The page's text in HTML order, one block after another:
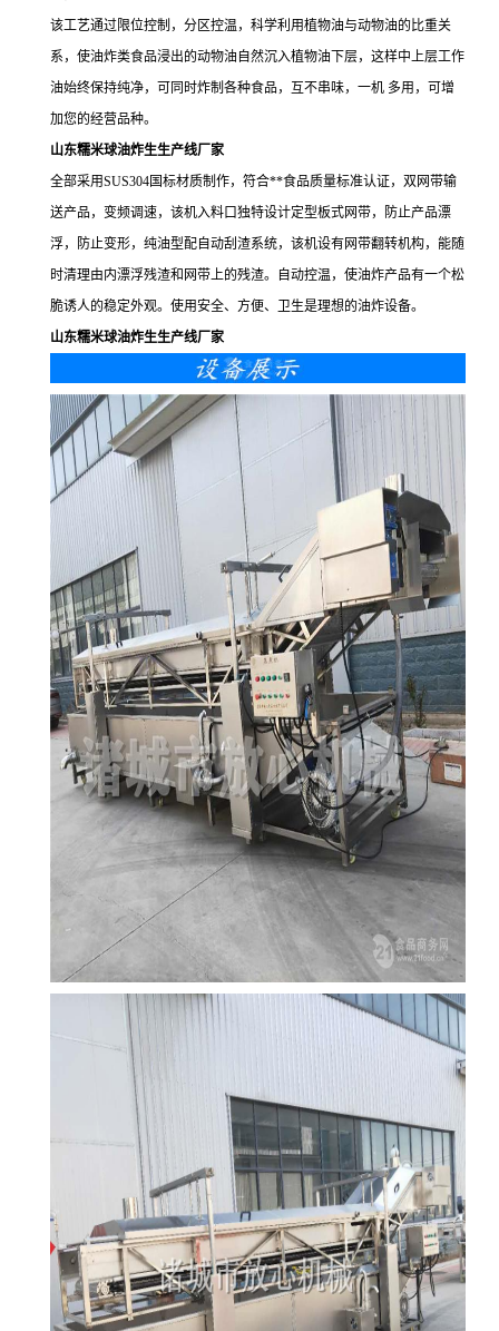
该工艺通过限位控制，分区控温，科学利用植物油与动物油的比重关
系，使油炸类食品浸出的动物油自然沉入植物油下层，这样中上层工作
油始终保持纯净，可同时炸制各种食品，互不串味，一机 多用，可增
加您的经营品种。
山东糯米球油炸生生产线厂家
全部采用SUS304国标材质制作，符合**食品质量标准认证，双网带输
送产品，变频调速，该机入料口独特设计定型板式网带，防止产品漂
浮，防止变形，纯油型配自动刮渣系统，该机设有网带翻转机构，能随
时清理由内漂浮残渣和网带上的残渣。自动控温，使油炸产品有一个松
脆诱人的稳定外观。使用安全、方便、卫生是理想的油炸设备。
山东糯米球油炸生生产线厂家